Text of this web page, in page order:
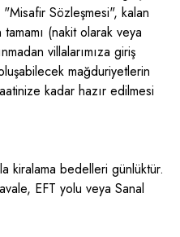
"Misafir Sözleşmesi", kalan
(nakit olarak veya
villalarımıza giriş
mağduriyetlerin
kadar hazır edilmesi
kiralama bedelleri günlüktür.
EFT yolu veya Sanal